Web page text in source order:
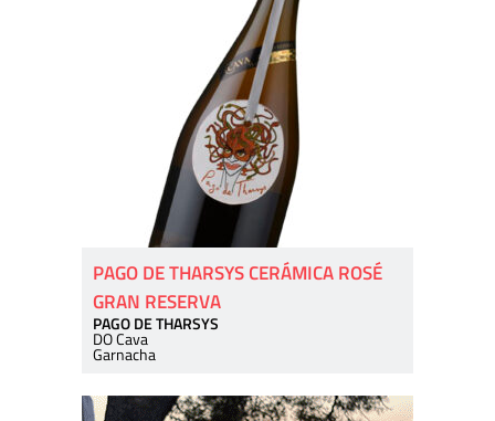
PAGO DE THARSYS CERÁMICA ROSÉ
GRAN RESERVA
PAGO DE THARSYS
DO Cava
Garnacha